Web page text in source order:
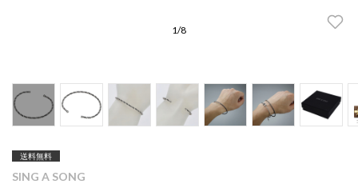
1/8
送料無料
SING A SONG